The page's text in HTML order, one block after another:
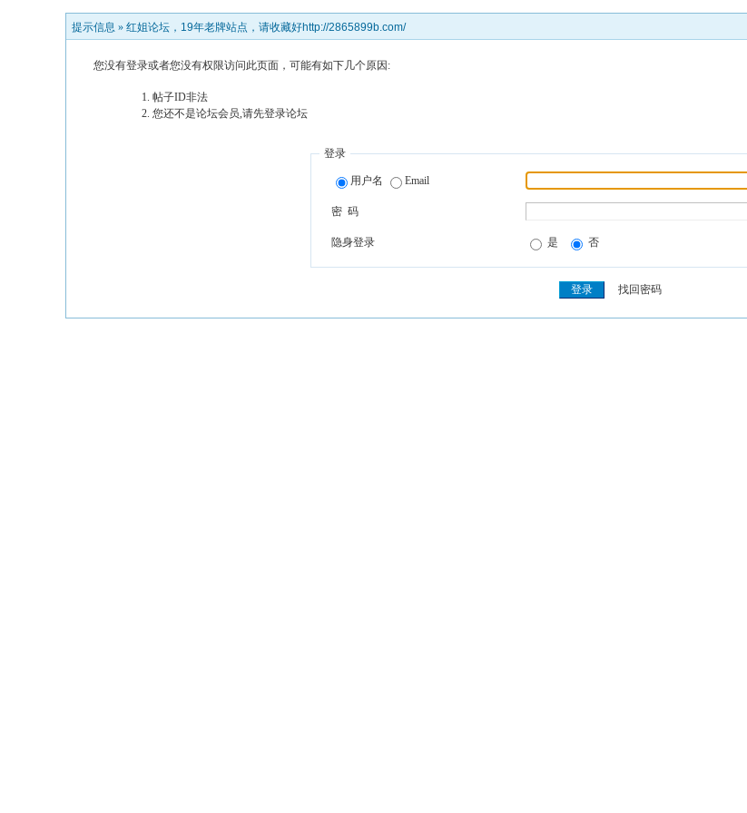
提示信息 » 红姐论坛，19年老牌站点，请收藏好http://2865899b.com/
您没有登录或者您没有权限访问此页面，可能有如下几个原因:
帖子ID非法
您还不是论坛会员,请先登录论坛
登录
用户名 Email
密 码
隐身登录 是 否
找回密码